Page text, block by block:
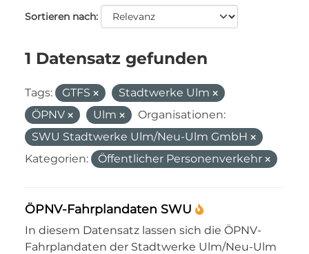
Sortieren nach
1 Datensatz gefunden
Tags: GTFS
Stadtwerke Ulm
ÖPNV
Ulm
Organisationen:
SWU Stadtwerke Ulm/Neu-Ulm GmbH
Kategorien:
Öffentlicher Personenverkehr
ÖPNV-Fahrplandaten SWU
In diesem Datensatz lassen sich die ÖPNV-
Fahrplandaten der Stadtwerke Ulm/Neu-Ulm